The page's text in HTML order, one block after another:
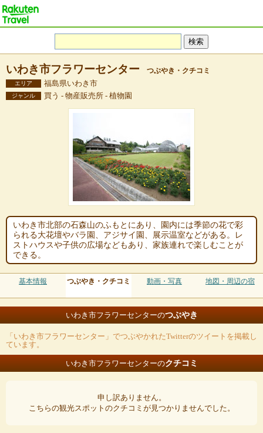
いわき市フラワーセンター つぶやき・クチコミ
エリア 福島県いわき市
ジャンル 買う - 物産販売所 - 植物園
いわき市北部の石森山のふもとにあり、園内には季節の花で彩
られる大花壇やバラ園、アジサイ園、展示温室などがある。レ
ストハウスや子供の広場などもあり、家族連れで楽しむことが
できる。
基本情報 つぶやき・クチコミ 動画・写真 地図・周辺の宿
いわき市フラワーセンターのつぶやき
「いわき市フラワーセンター」でつぶやかれたTwitterのツイートを掲載し
ています。
いわき市フラワーセンターのクチコミ
申し訳ありません。
こちらの観光スポットのクチコミが見つかりませんでした。